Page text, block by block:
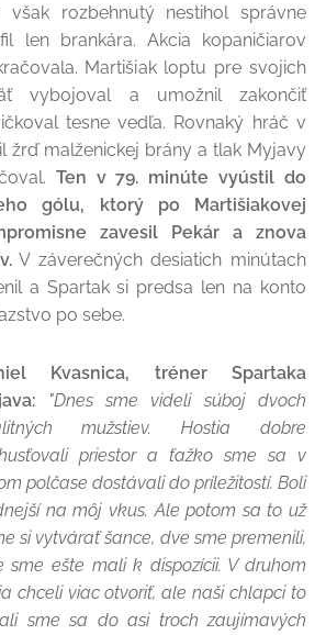
rozbehnutý nestihol správne
len brankára. Akcia kopaničiarov
Martišiak loptu pre svojich
vybojoval a umožnil zakončiť
tesne vedľa. Rovnaký hráč v
žrď malženickej brány a tlak Myjavy
Ten v 79. minúte vyústil do
gólu, ktorý po Martišiakovej
zavesil Pekár a znova
V záverečných desiatich minútach
a Spartak si predsa len na konto
po sebe.
Kvasnica, tréner Spartaka
"Dnes sme videli súboj dvoch
mužstiev. Hostia dobre
priestor a ťažko sme sa v
polčase dostávali do príležitostí. Boli
na môj vkus. Ale potom sa to už
si vytvárať šance, dve sme premenili,
ešte mali k dispozícii. V druhom
chceli viac otvoriť, ale naši chlapci to
sme sa do asi troch zaujímavých